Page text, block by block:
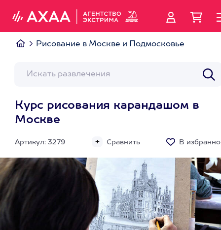
Рисование в Москве и Подмосковье
Курс рисования карандашом в
Москве
Артикул: 3279 Сравнить В